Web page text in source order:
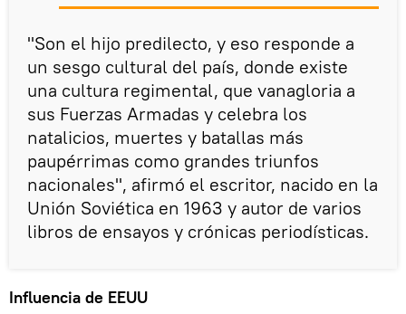
"Son el hijo predilecto, y eso responde a
un sesgo cultural del país, donde existe
una cultura regimental, que vanagloria a
sus Fuerzas Armadas y celebra los
natalicios, muertes y batallas más
paupérrimas como grandes triunfos
nacionales", afirmó el escritor, nacido en la
Unión Soviética en 1963 y autor de varios
libros de ensayos y crónicas periodísticas.
Influencia de EEUU